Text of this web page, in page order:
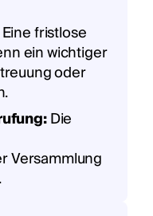
fristlose
ein wichtiger
oder
Die
Versammlung